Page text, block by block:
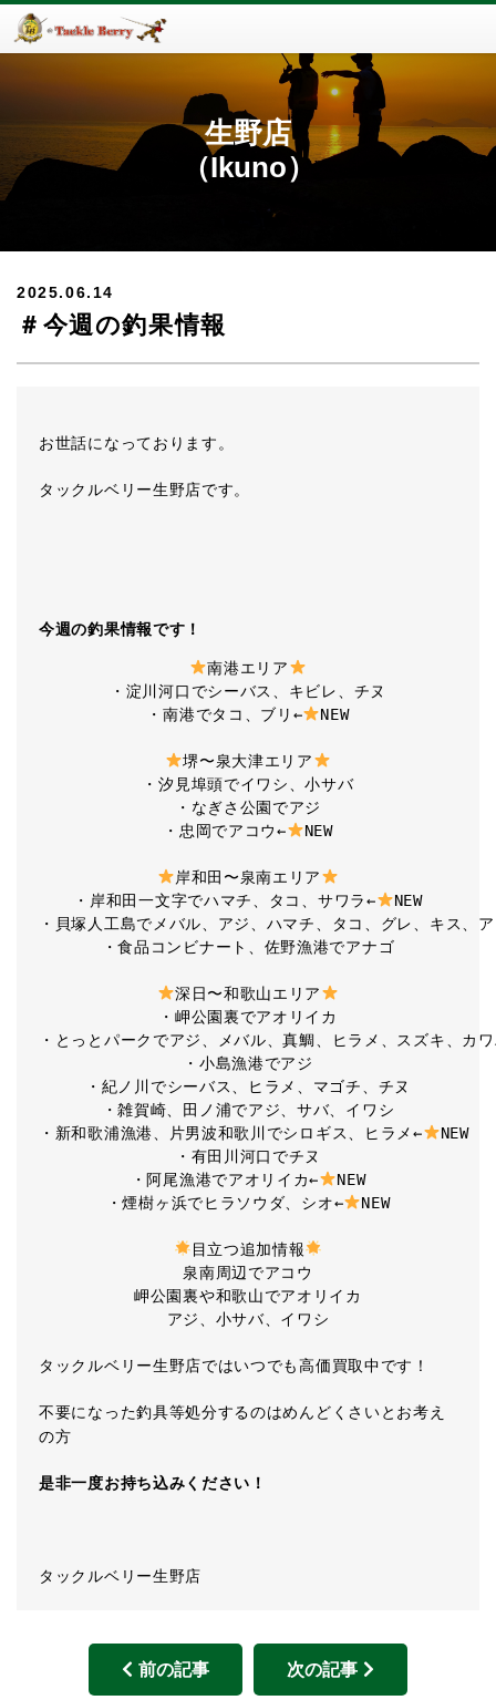
生野店
（Ikuno）
2025.06.14
＃今週の釣果情報
お世話になっております。
タックルベリー生野店です。
今週の釣果情報です！
南港エリア
・淀川河口でシーバス、キビレ、チヌ
・南港でタコ、ブリ←
NEW
堺〜泉大津エリア
・汐見埠頭でイワシ、小サバ
・なぎさ公園でアジ
・忠岡でアコウ←
NEW
岸和田〜泉南エリア
・岸和田一文字でハマチ、タコ、サワラ←
NEW
・貝塚人工島でメバル、アジ、ハマチ、タコ、グレ、キス、
・食品コンビナート、佐野漁港でアナゴ
深日〜和歌山エリア
・岬公園裏でアオリイカ
・とっとパークでアジ、メバル、真鯛、ヒラメ、スズキ、カ
・小島漁港でアジ
・紀ノ川でシーバス、ヒラメ、マゴチ、チヌ
・雑賀崎、田ノ浦でアジ、サバ、イワシ
・新和歌浦漁港、片男波和歌川でシロギス、ヒラメ←
NEW
・有田川河口でチヌ
・阿尾漁港でアオリイカ←
NEW
・煙樹ヶ浜でヒラソウダ、シオ←
NEW
目立つ追加情報
泉南周辺でアコウ
岬公園裏や和歌山でアオリイカ
アジ、小サバ、イワシ
タックルベリー生野店ではいつでも高価買取中です！
不要になった釣具等処分するのはめんどくさいとお考え
の方
是非一度お持ち込みください！
タックルベリー生野店
前の記事 次の記事